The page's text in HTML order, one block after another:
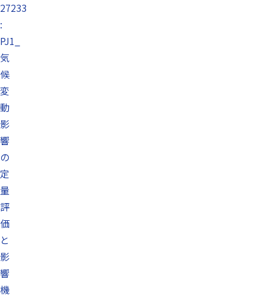
27233
:
PJ1_
気
候
変
動
影
響
の
定
量
評
価
と
影
響
機